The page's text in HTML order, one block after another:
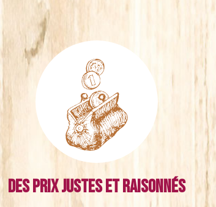
Des prix justes et raisonnés